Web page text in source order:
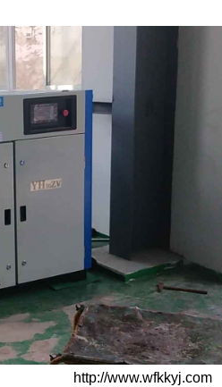
http://www.wfkkyj.com